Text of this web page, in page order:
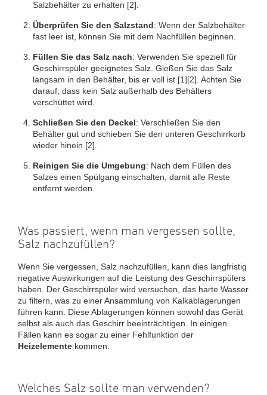
Salzbehälter zu erhalten [2].
Überprüfen Sie den Salzstand : Wenn der Salzbehälter
fast leer ist, können Sie mit dem Nachfüllen beginnen.
Füllen Sie das Salz nach: Verwenden Sie speziell für
Geschirrspüler geeignetes Salz. Gießen Sie das Salz
langsam in den Behälter, bis er voll ist [1][2]. Achten Sie
darauf, dass kein Salz außerhalb des Behälters
verschüttet wird.
Schließen Sie den Deckel : Verschließen Sie den
Behälter gut und schieben Sie den unteren Geschirrkorb
wieder hinein [2].
Reinigen Sie die Umgebung: Nach dem Füllen des
Salzes einen Spülgang einschalten, damit alle Reste
entfernt werden.
Was passiert, wenn man vergessen sollte,
Salz nachzufüllen?
Wenn Sie vergessen, Salz nachzufüllen, kann dies langfristig
negative Auswirkungen auf die Leistung des Geschirrspülers
haben. Der Geschirrspüler wird versuchen, das harte Wasser
zu filtern, was zu einer Ansammlung von Kalkablagerungen
führen kann. Diese Ablagerungen können sowohl das Gerät
selbst als auch das Geschirr beeinträchtigen. In einigen
Fällen kann es sogar zu einer Fehlfunktion der
Heizelemente kommen.
Welches Salz sollte man verwenden?